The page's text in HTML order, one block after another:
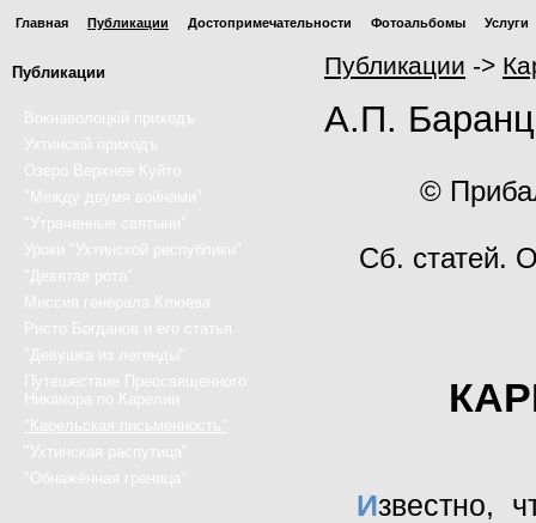
Главная Публикации Достопримечательности Фотоальбомы Услуги
Публикации
Вокнаволоцкiй приходъ
Ухтинскiй приходъ
Озеро Верхнее Куйто
"Между двумя войнами"
"Утраченные святыни"
Уроки "Ухтинской республики"
"Девятая рота"
Миссия генерала Клюева
Ристо Богданов и его статья
"Девушка из легенды"
Путешествие Преосвященного
Никанора по Карелии
"Карельская письменность"
"Ухтинская распутица"
"Обнажённая граница"
Публикации ->
А.П.
©
Сб. статей.
Известно,